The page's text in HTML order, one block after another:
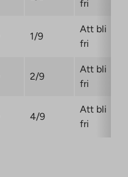
fri
1/9
Att bli
fri
2/9
Att bli
fri
4/9
Att bli
fri